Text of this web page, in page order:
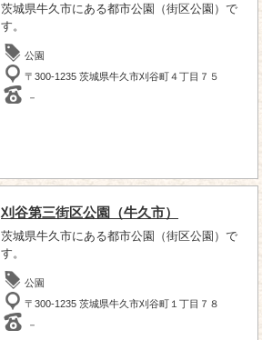
茨城県牛久市にある都市公園（街区公園）で
す。
公園
〒300-1235 茨城県牛久市刈谷町４丁目７５
－
刈谷第三街区公園（牛久市）
茨城県牛久市にある都市公園（街区公園）で
す。
公園
〒300-1235 茨城県牛久市刈谷町１丁目７８
－